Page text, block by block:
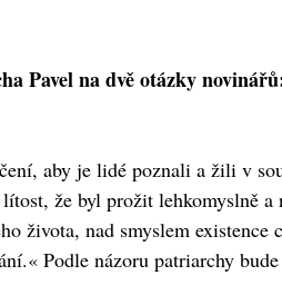
Pavel na dvě otázky
aby je lidé poznali a žili v
že byl prožit lehkomyslně
života, nad smyslem
Podle názoru patriarchy